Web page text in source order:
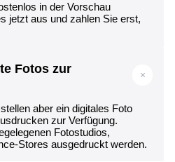
in der Vorschau
jetzt aus und zahlen Sie erst,
Fotos zur
aber ein digitales Foto
zur Verfügung.
Fotostudios,
Stores ausgedruckt werden.